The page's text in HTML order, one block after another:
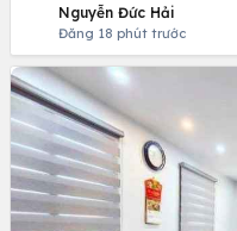
Nguyễn Đức Hải
Đăng 18 phút trước